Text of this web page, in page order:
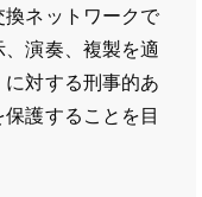
ネットワークで
演奏、複製を適
対する刑事的あ
護することを目